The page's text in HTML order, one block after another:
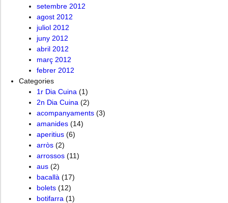
setembre 2012
agost 2012
juliol 2012
juny 2012
abril 2012
març 2012
febrer 2012
Categories
1r Dia Cuina (1)
2n Dia Cuina (2)
acompanyaments (3)
amanides (14)
aperitius (6)
arròs (2)
arrossos (11)
aus (2)
bacallà (17)
bolets (12)
botifarra (1)